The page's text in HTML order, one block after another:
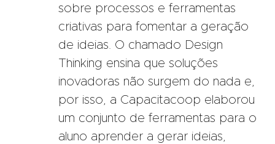
sobre processos e ferramentas
criativas para fomentar a geração
de ideias. O chamado Design
Thinking ensina que soluções
inovadoras não surgem do nada e,
por isso, a Capacitacoop elaborou
um conjunto de ferramentas para o
aluno aprender a gerar ideias,